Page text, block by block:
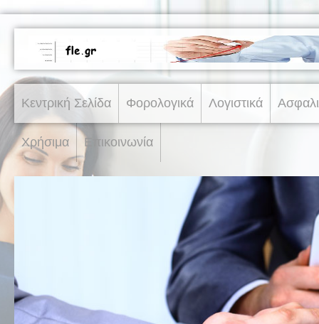
Κεντρική Σελίδα Φορολογικά Λογιστικά
Χρήσιμα Επικοινωνία